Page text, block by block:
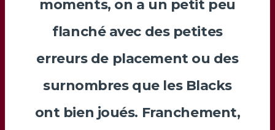
moments, on a un petit peu
flanché avec des petites
erreurs de placement ou des
surnombres que les Blacks
ont bien joués. Franchement,